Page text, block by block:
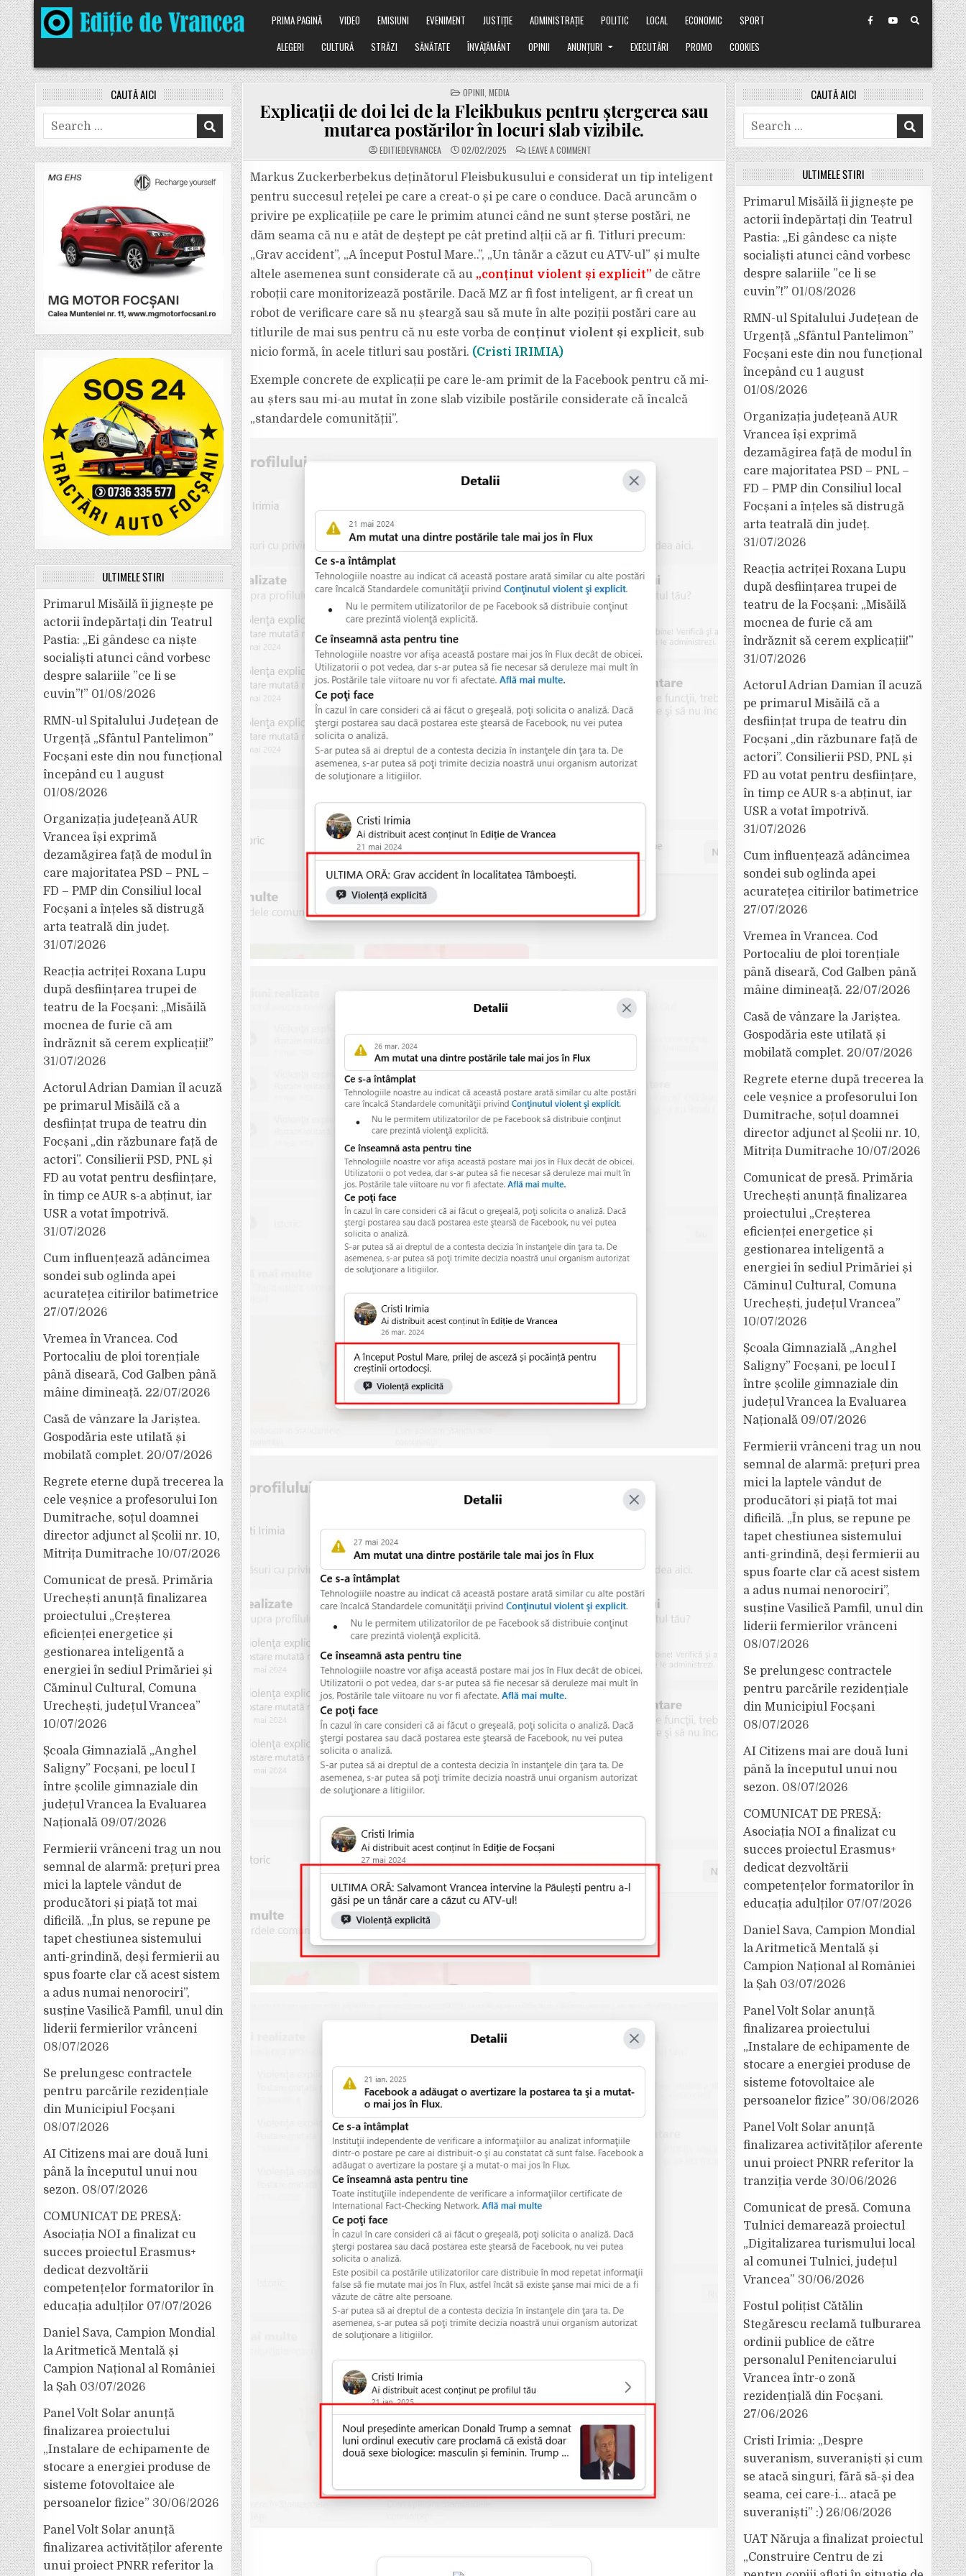
Skip
to
content
PRIMA PAGINĂ VIDEO EMISIUNI EVENIMENT JUSTIȚIE ADMINISTRAȚIE POLITIC LOCAL ECONOMIC
SPORT
ALEGERI
CULTURĂ STRĂZI SĂNĂTATE ÎNVĂȚĂMÂNT OPINII ANUNȚURI EXECUTĂRI PROMO COOKIES
POSTED
IN
OPINII ,MEDIA
Explicații de doi lei de la Fleikbukus pentru ștergerea sau
mutarea postărilor în locuri slab vizibile.
EDITIEDEVRANCEA 02/02/2025 LEAVE A COMMENT
EXPLICAȚII
DOI
LEI
DE
LA
FLEIKBUKUS
PENTRU
ȘTERGEREA
SAU
POSTĂRILOR
ÎN
LOCURI
SLAB
VIZIBILE.
Markus Zuckerberbekus deținătorul Fleisbukusului e considerat un tip inteligent
pentru succesul rețelei pe care a creat-o și pe care o conduce. Dacă aruncăm o
privire pe explicațiile pe care le primim atunci când ne sunt șterse postări, ne
dăm seama că nu e atât de deștept pe cât pretind alții că ar fi. Titluri precum:
„Grav accident”, „A început Postul Mare..”, „Un tânăr a căzut cu ATV-ul” și multe
altele asemenea sunt considerate că au „conținut violent și explicit” de către
roboții care monitorizează postările. Dacă MZ ar fi fost inteligent, ar fi creat un
robot de verificare care să nu șteargă sau să mute în alte poziții postări care au
titlurile de mai sus pentru că nu este vorba de conținut violent și explicit, sub
nicio formă, în acele titluri sau postări. (Cristi IRIMIA)
Exemple concrete de explicații pe care le-am primit de la Facebook pentru că mi-
au șters sau mi-au mutat în zone slab vizibile postările considerate că încalcă
„standardele comunității”.
CAUTĂ AICI
Search
for:
ULTIMELE ȘTIRI
Primarul Misăilă îi jignește pe
actorii îndepărtați din Teatrul
Pastia: „Ei gândesc ca niște
socialiști atunci când vorbesc
despre salariile ”ce li se
cuvin”!” 01/08/2026
RMN-ul Spitalului Județean de
Urgență „Sfântul Pantelimon”
Focșani este din nou funcțional
începând cu 1 august
01/08/2026
Organizația județeană AUR
Vrancea își exprimă
dezamăgirea față de modul în
care majoritatea PSD – PNL –
FD – PMP din Consiliul local
Focșani a înțeles să distrugă
arta teatrală din județ.
31/07/2026
Reacția actriței Roxana Lupu
după desființarea trupei de
teatru de la Focșani: „Misăilă
mocnea de furie că am
îndrăznit să cerem explicații!”
31/07/2026
Actorul Adrian Damian îl acuză
pe primarul Misăilă că a
desființat trupa de teatru din
Focșani „din răzbunare față de
actori”. Consilierii PSD, PNL și
FD au votat pentru desființare,
în timp ce AUR s-a abținut, iar
USR a votat împotrivă.
31/07/2026
Cum influențează adâncimea
sondei sub oglinda apei
acuratețea citirilor batimetrice
27/07/2026
Vremea în Vrancea. Cod
Portocaliu de ploi torențiale
până diseară, Cod Galben până
mâine dimineață. 22/07/2026
Casă de vânzare la Jariștea.
Gospodăria este utilată și
mobilată complet. 20/07/2026
Regrete eterne după trecerea la
cele veșnice a profesorului Ion
Dumitrache, soțul doamnei
director adjunct al Școlii nr. 10,
Mitrița Dumitrache 10/07/2026
Comunicat de presă. Primăria
Urechești anunță finalizarea
proiectului „Creșterea
eficienței energetice și
gestionarea inteligentă a
energiei în sediul Primăriei și
Căminul Cultural, Comuna
Urechești, județul Vrancea”
10/07/2026
Școala Gimnazială „Anghel
Saligny” Focșani, pe locul I
între școlile gimnaziale din
județul Vrancea la Evaluarea
Națională 09/07/2026
Fermierii vrânceni trag un nou
semnal de alarmă: prețuri prea
mici la laptele vândut de
producători și piață tot mai
dificilă. „În plus, se repune pe
tapet chestiunea sistemului
anti-grindină, deși fermierii au
spus foarte clar că acest sistem
a adus numai nenorociri”,
susține Vasilică Pamfil, unul din
liderii fermierilor vrânceni
08/07/2026
Se prelungesc contractele
pentru parcările rezidențiale
din Municipiul Focșani
08/07/2026
AI Citizens mai are două luni
până la începutul unui nou
sezon. 08/07/2026
COMUNICAT DE PRESĂ:
Asociația NOI a finalizat cu
succes proiectul Erasmus+
dedicat dezvoltării
competențelor formatorilor în
educația adulților 07/07/2026
Daniel Sava, Campion Mondial
la Aritmetică Mentală și
Campion Național al României
la Șah 03/07/2026
Panel Volt Solar anunță
finalizarea proiectului
„Instalare de echipamente de
stocare a energiei produse de
sisteme fotovoltaice ale
persoanelor fizice” 30/06/2026
Panel Volt Solar anunță
finalizarea activităților aferente
unui proiect PNRR referitor la
CAUTĂ AICI
Search
for:
ULTIMELE ȘTIRI
Primarul Misăilă îi jignește pe
actorii îndepărtați din Teatrul
Pastia: „Ei gândesc ca niște
socialiști atunci când vorbesc
despre salariile ”ce li se
cuvin”!” 01/08/2026
RMN-ul Spitalului Județean de
Urgență „Sfântul Pantelimon”
Focșani este din nou funcțional
începând cu 1 august
01/08/2026
Organizația județeană AUR
Vrancea își exprimă
dezamăgirea față de modul în
care majoritatea PSD – PNL –
FD – PMP din Consiliul local
Focșani a înțeles să distrugă
arta teatrală din județ.
31/07/2026
Reacția actriței Roxana Lupu
după desființarea trupei de
teatru de la Focșani: „Misăilă
mocnea de furie că am
îndrăznit să cerem explicații!”
31/07/2026
Actorul Adrian Damian îl acuză
pe primarul Misăilă că a
desființat trupa de teatru din
Focșani „din răzbunare față de
actori”. Consilierii PSD, PNL și
FD au votat pentru desființare,
în timp ce AUR s-a abținut, iar
USR a votat împotrivă.
31/07/2026
Cum influențează adâncimea
sondei sub oglinda apei
acuratețea citirilor batimetrice
27/07/2026
Vremea în Vrancea. Cod
Portocaliu de ploi torențiale
până diseară, Cod Galben până
mâine dimineață. 22/07/2026
Casă de vânzare la Jariștea.
Gospodăria este utilată și
mobilată complet. 20/07/2026
Regrete eterne după trecerea la
cele veșnice a profesorului Ion
Dumitrache, soțul doamnei
director adjunct al Școlii nr. 10,
Mitrița Dumitrache 10/07/2026
Comunicat de presă. Primăria
Urechești anunță finalizarea
proiectului „Creșterea
eficienței energetice și
gestionarea inteligentă a
energiei în sediul Primăriei și
Căminul Cultural, Comuna
Urechești, județul Vrancea”
10/07/2026
Școala Gimnazială „Anghel
Saligny” Focșani, pe locul I
între școlile gimnaziale din
județul Vrancea la Evaluarea
Națională 09/07/2026
Fermierii vrânceni trag un nou
semnal de alarmă: prețuri prea
mici la laptele vândut de
producători și piață tot mai
dificilă. „În plus, se repune pe
tapet chestiunea sistemului
anti-grindină, deși fermierii au
spus foarte clar că acest sistem
a adus numai nenorociri”,
susține Vasilică Pamfil, unul din
liderii fermierilor vrânceni
08/07/2026
Se prelungesc contractele
pentru parcările rezidențiale
din Municipiul Focșani
08/07/2026
AI Citizens mai are două luni
până la începutul unui nou
sezon. 08/07/2026
COMUNICAT DE PRESĂ:
Asociația NOI a finalizat cu
succes proiectul Erasmus+
dedicat dezvoltării
competențelor formatorilor în
educația adulților 07/07/2026
Daniel Sava, Campion Mondial
la Aritmetică Mentală și
Campion Național al României
la Șah 03/07/2026
Panel Volt Solar anunță
finalizarea proiectului
„Instalare de echipamente de
stocare a energiei produse de
sisteme fotovoltaice ale
persoanelor fizice” 30/06/2026
Panel Volt Solar anunță
finalizarea activităților aferente
unui proiect PNRR referitor la
tranziția verde 30/06/2026
Comunicat de presă. Comuna
Tulnici demarează proiectul
„Digitalizarea turismului local
al comunei Tulnici, județul
Vrancea” 30/06/2026
Fostul polițist Cătălin
Stegărescu reclamă tulburarea
ordinii publice de către
personalul Penitenciarului
Vrancea într-o zonă
rezidențială din Focșani.
27/06/2026
Cristi Irimia: „Despre
suveranism, suveraniști și cum
se atacă singuri, fără să-și dea
seama, cei care-i… atacă pe
suveraniști” :) 26/06/2026
UAT Năruja a finalizat proiectul
„Construire Centru de zi